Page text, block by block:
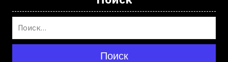
Поиск